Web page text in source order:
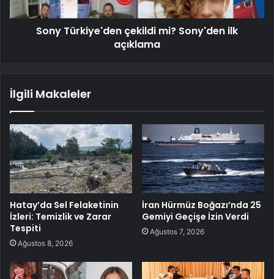
Sony Türkiye'den çekildi mi? Sony'den ilk
açıklama
İlgili Makaleler
Hatay’da Sel Felaketinin
İzleri: Temizlik ve Zarar
Tespiti
Ağustos 8, 2026
İran Hürmüz Boğazı’nda 25
Gemiyi Geçişe İzin Verdi
Ağustos 7, 2026